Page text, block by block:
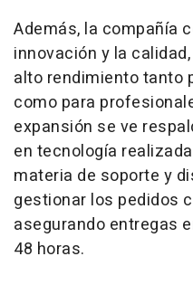
Además, la compañía
innovación y la
alto rendimiento tanto
como para
expansión se ve
en tecnología
materia de soporte y
gestionar los pedidos
asegurando entregas
48 horas.